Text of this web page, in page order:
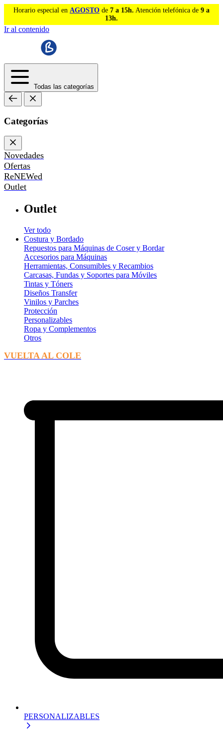
Horario especial en AGOSTO de 7 a 15h. Atención telefónica de 9 a
13h.
Ir al contenido
Todas las categorías
Categorías
Novedades
Ofertas
ReNEWed
Outlet
Outlet
Ver todo
Costura y Bordado
Repuestos para Máquinas de Coser y Bordar
Accesorios para Máquinas
Herramientas, Consumibles y Recambios
Carcasas, Fundas y Soportes para Móviles
Tintas y Tóners
Diseños Transfer
Vinilos y Parches
Protección
Personalizables
Ropa y Complementos
Otros
VUELTA AL COLE
PERSONALIZABLES